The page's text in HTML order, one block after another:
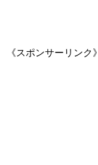
《スポンサーリンク》